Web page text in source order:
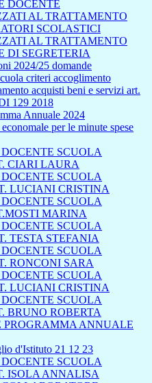
DOCENTE
AL TRATTAMENTO
SCOLASTICI
AL TRATTAMENTO
DI SEGRETERIA
2024/25 domande
criteri accoglimento
acquisti beni e servizi art.
129 2018
Annuale 2024
per le minute spese
SCUOLA
CIARI LAURA
SCUOLA
LUCIANI CRISTINA
SCUOLA
MARINA
SCUOLA
TESTA STEFANIA
SCUOLA
RONCONI SARA
SCUOLA
LUCIANI CRISTINA
SCUOLA
BRUNO ROBERTA
PROGRAMMA ANNUALE
d'Istituto 21 12 23
SCUOLA
ISOLA ANNALISA